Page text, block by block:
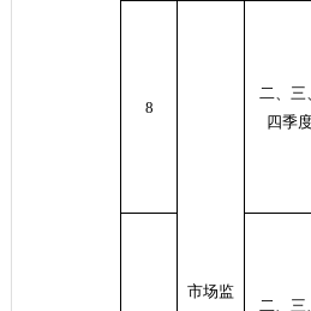
8
市场监
二、三
四季
二、三